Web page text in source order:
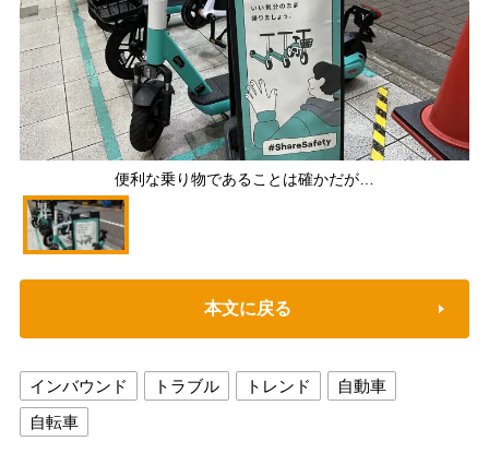
便利な乗り物であることは確かだが…
本文に戻る
インバウンド トラブル トレンド
自動車
自転車